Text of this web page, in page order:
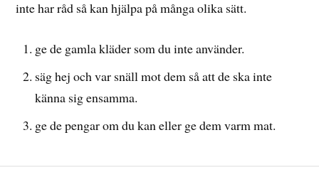
inte har råd så kan hjälpa på många olika sätt.
ge de gamla kläder som du inte använder.
säg hej och var snäll mot dem så att de ska inte
känna sig ensamma.
ge de pengar om du kan eller ge dem varm mat.